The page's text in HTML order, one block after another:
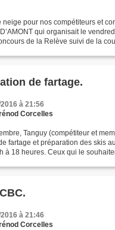
neige pour nos compétiteurs et
qui organisait le
de la Relève suivi de la
de fartage.
à 21:56
Corcelles
Tanguy (compétiteur et
fartage et préparation des skis
à 18 heures. Ceux qui le
à 21:46
Corcelles